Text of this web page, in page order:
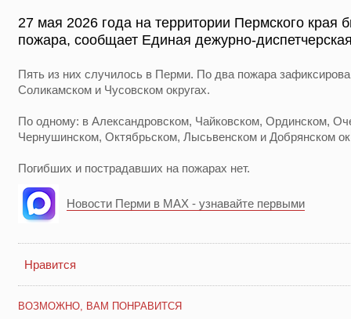
27 мая 2026 года на территории Пермского края
пожара, сообщает Единая дежурно-
Пять из них случилось в Перми. По два пожара
Соликамском и Чусовском округах.
По одному: в Александровском, Чайковском, Ординском,
Чернушинском, Октябрьском, Лысьвенском и Добрянском
Погибших и пострадавших на пожарах нет.
Новости Перми в MAX - узнавайте первыми
Нравится
ВОЗМОЖНО, ВАМ ПОНРАВИТСЯ